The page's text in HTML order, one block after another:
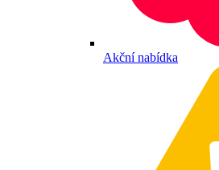
Akční nabídka